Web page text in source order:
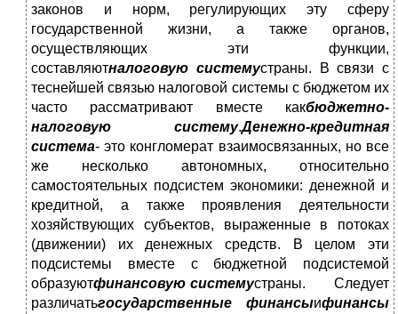
законов и норм, регулирующих эту сферу
государственной жизни, а также органов,
осуществляющих эти функции,
составляютналоговую системустраны. В связи с
теснейшей связью налоговой системы с бюджетом их
часто рассматривают вместе какбюджетно-
налоговую систему.Денежно-кредитная
система- это конгломерат взаимосвязанных, но все
же несколько автономных, относительно
самостоятельных подсистем экономики: денежной и
кредитной, а также проявления деятельности
хозяйствующих субъектов, выраженные в потоках
(движении) их денежных средств. В целом эти
подсистемы вместе с бюджетной подсистемой
образуютфинансовую системустраны. Следует
различатьгосударственные финансыифинансы